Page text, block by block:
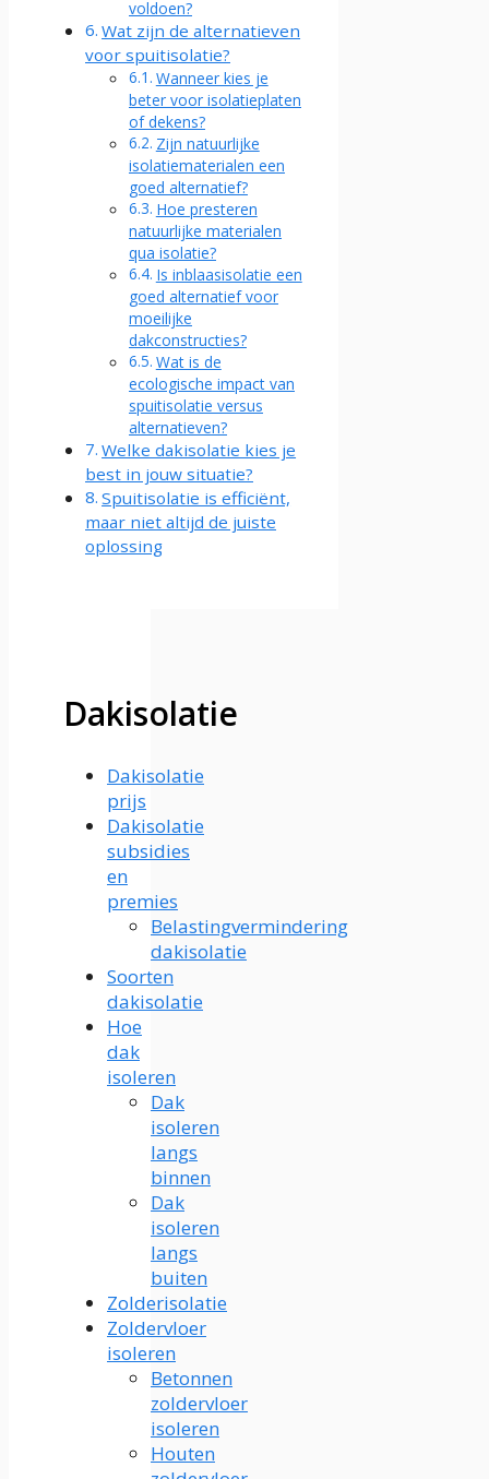
voldoen?
Wat zijn de alternatieven
voor spuitisolatie?
Wanneer kies je
beter voor isolatieplaten
of dekens?
Zijn natuurlijke
isolatiematerialen een
goed alternatief?
Hoe presteren
natuurlijke materialen
qua isolatie?
Is inblaasisolatie een
goed alternatief voor
moeilijke
dakconstructies?
Wat is de
ecologische impact van
spuitisolatie versus
alternatieven?
Welke dakisolatie kies je
best in jouw situatie?
Spuitisolatie is efficiënt,
maar niet altijd de juiste
oplossing
Dakisolatie
Dakisolatie
prijs
Dakisolatie
subsidies
en
premies
Belastingvermindering
dakisolatie
Soorten
dakisolatie
Hoe
dak
isoleren
Dak
isoleren
langs
binnen
Dak
isoleren
langs
buiten
Zolderisolatie
Zoldervloer
isoleren
Betonnen
zoldervloer
isoleren
Houten